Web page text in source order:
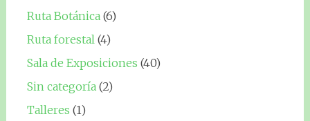
Ruta Botánica(6)
Ruta forestal(4)
Sala de Exposiciones (40)
Sin categoría(2)
Talleres (1)